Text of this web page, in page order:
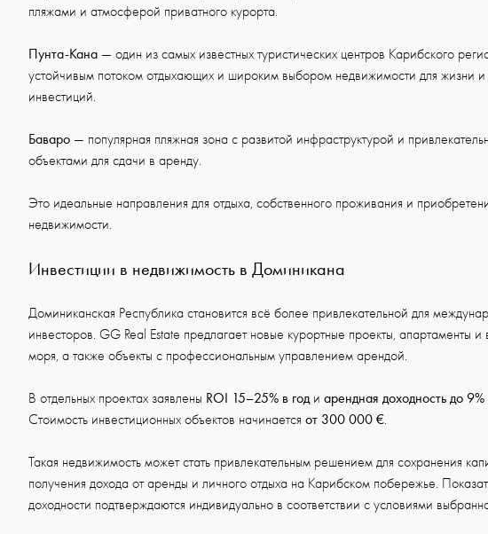
пляжами и атмосферой приватного курорта.
Пунта-Кана — один из самых известных туристических центров Карибского
устойчивым потоком отдыхающих и широким выбором недвижимости для жизни и
инвестиций.
Баваро — популярная пляжная зона с развитой инфраструктурой и
объектами для сдачи в аренду.
Это идеальные направления для отдыха, собственного проживания и
недвижимости.
Инвестиции в недвижимость в Доминикана
Доминиканская Республика становится всё более привлекательной для
инвесторов. GG Real Estate предлагает новые курортные проекты, апартаменты и
моря, а также объекты с профессиональным управлением арендой.
В отдельных проектах заявлены ROI 15–25% в годи арендная доходность до 9%
Стоимость инвестиционных объектов начинается от 300 000 €.
Такая недвижимость может стать привлекательным решением для сохранения
получения дохода от аренды и личного отдыха на Карибском побережье.
доходности подтверждаются индивидуально в соответствии с условиями